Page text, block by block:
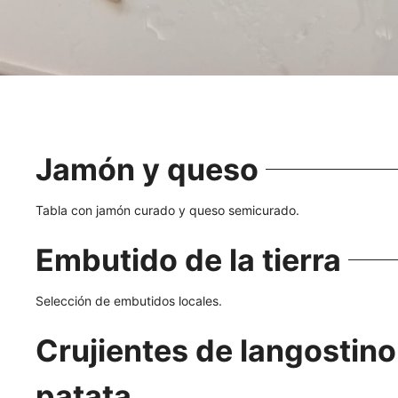
Jamón y queso
Tabla con jamón curado y queso semicurado.
Embutido de la tierra
Selección de embutidos locales.
Crujientes de